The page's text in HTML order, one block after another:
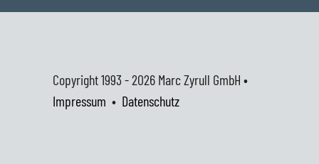
Copyright 1993 - 2026 Marc Zyrull GmbH •
Impressum • Datenschutz